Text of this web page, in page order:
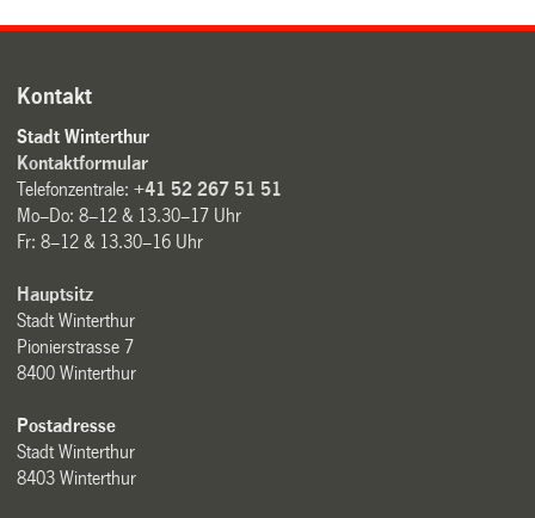
Kontakt
Stadt Winterthur
Kontaktformular
Telefonzentrale:+41 52 267 51 51
Mo–Do: 8–12 & 13.30–17 Uhr
Fr: 8–12 & 13.30–16 Uhr
Hauptsitz
Stadt Winterthur
Pionierstrasse 7
8400 Winterthur
Postadresse
Stadt Winterthur
8403 Winterthur